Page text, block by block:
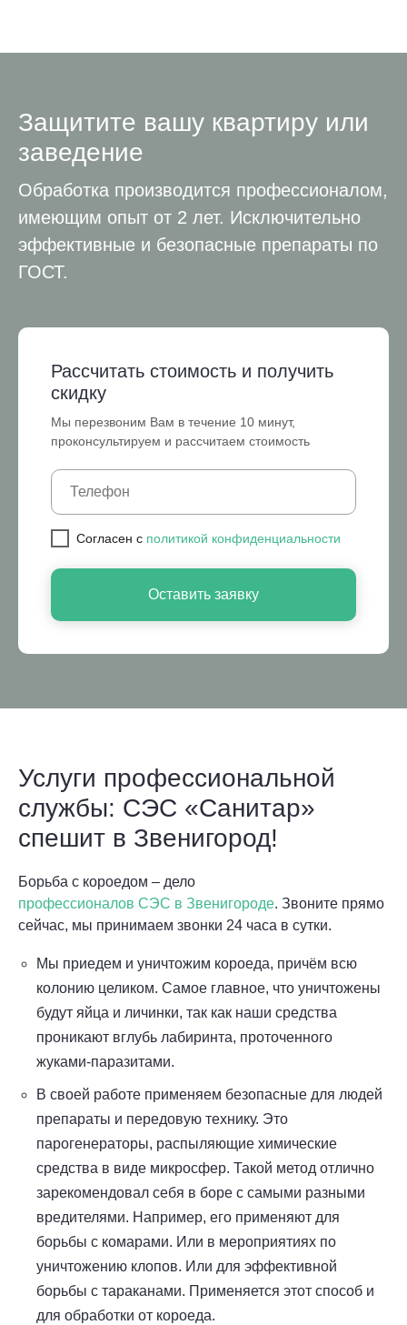
Защитите вашу квартиру или
заведение
Обработка производится профессионалом,
имеющим опыт от 2 лет. Исключительно
эффективные и безопасные препараты по
ГОСТ.
Рассчитать стоимость и получить
скидку
Мы перезвоним Вам в течение 10 минут,
проконсультируем и рассчитаем стоимость
Cогласен с политикой конфиденциальности
Оставить заявку
Услуги профессиональной
службы: СЭС «Санитар»
спешит в Звенигород!
Борьба с короедом – дело
профессионалов СЭС в Звенигороде. Звоните прямо
сейчас, мы принимаем звонки 24 часа в сутки.
Мы приедем и уничтожим короеда, причём всю
колонию целиком. Самое главное, что уничтожены
будут яйца и личинки, так как наши средства
проникают вглубь лабиринта, проточенного
жуками-паразитами.
В своей работе применяем безопасные для людей
препараты и передовую технику. Это
парогенераторы, распыляющие химические
средства в виде микросфер. Такой метод отлично
зарекомендовал себя в боре с самыми разными
вредителями. Например, его применяют для
борьбы с комарами. Или в мероприятиях по
уничтожению клопов. Или для эффективной
борьбы с тараканами. Применяется этот способ и
для обработки от короеда.